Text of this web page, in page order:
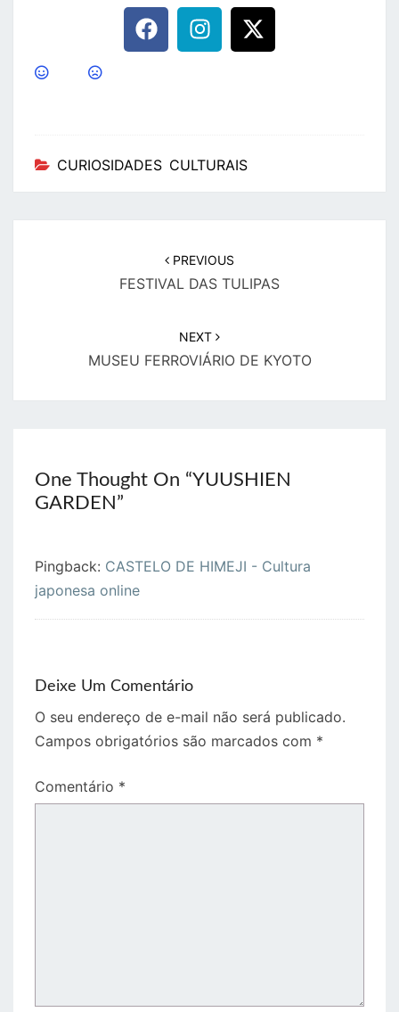
CURIOSIDADES CULTURAIS
PREVIOUS
FESTIVAL DAS TULIPAS
NEXT
MUSEU FERROVIÁRIO DE KYOTO
One Thought On “YUUSHIEN
GARDEN”
Pingback: CASTELO DE HIMEJI - Cultura
japonesa online
Deixe Um Comentário
O seu endereço de e-mail não será publicado.
Campos obrigatórios são marcados com *
Comentário *